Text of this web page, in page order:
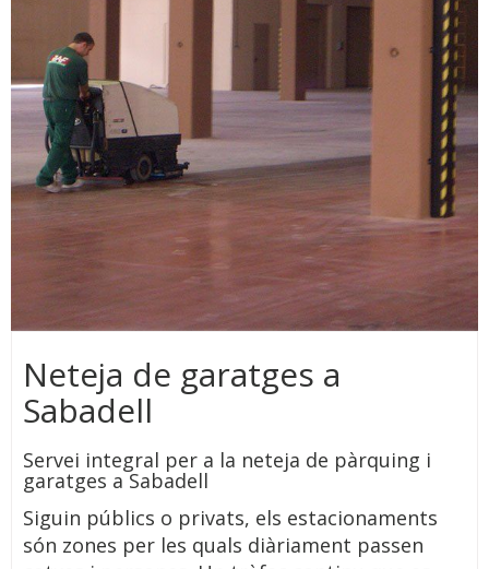
Neteja de garatges a
Sabadell
Servei integral per a la neteja de pàrquing i
garatges a Sabadell
Siguin públics o privats, els estacionaments
són zones per les quals diàriament passen